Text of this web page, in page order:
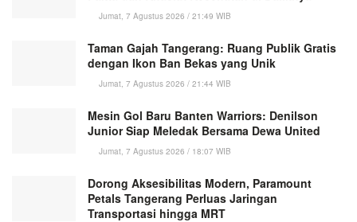
Jumat, 7 Agustus 2026 / 21:49 WIB
Taman Gajah Tangerang: Ruang Publik Gratis
dengan Ikon Ban Bekas yang Unik
Jumat, 7 Agustus 2026 / 21:44 WIB
Mesin Gol Baru Banten Warriors: Denilson
Junior Siap Meledak Bersama Dewa United
Jumat, 7 Agustus 2026 / 18:07 WIB
Dorong Aksesibilitas Modern, Paramount
Petals Tangerang Perluas Jaringan
Transportasi hingga MRT